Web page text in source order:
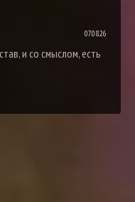
07.08.26
и со смыслом, есть